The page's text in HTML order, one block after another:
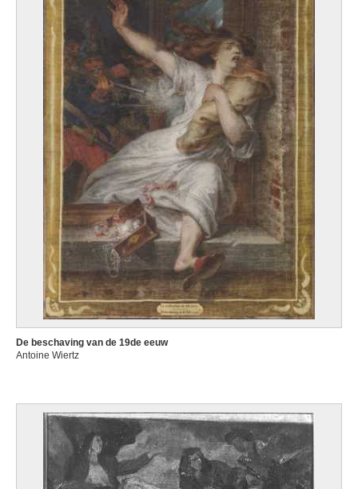
De beschaving van de 19de eeuw
Antoine Wiertz